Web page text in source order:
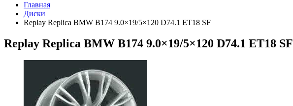
Главная
Диски
Replay Replica BMW B174 9.0×19/5×120 D74.1 ET18 SF
Replay Replica BMW B174 9.0×19/5×120 D74.1 ET18 SF